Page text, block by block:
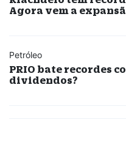
Agora vem a
Petróleo
PRIO bate recordes
dividendos?